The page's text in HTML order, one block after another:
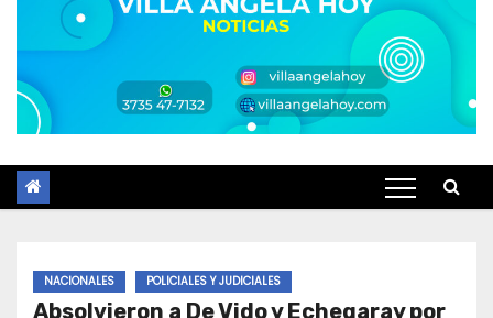
NACIONALES POLICIALES Y JUDICIALES
Absolvieron a De Vido y Echegaray por